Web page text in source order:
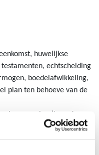
huwelijkse
echtscheiding
boedelafwikkeling,
plan ten behoeve van de
woning (tweede
voor gemene
in